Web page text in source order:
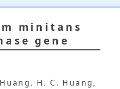
minitans
gene
H. C. Huang,